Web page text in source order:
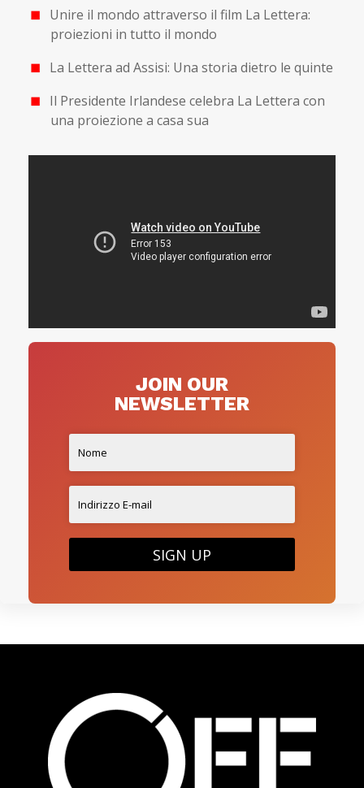
Unire il mondo attraverso il film La Lettera:
proiezioni in tutto il mondo
La Lettera ad Assisi: Una storia dietro le quinte
Il Presidente Irlandese celebra La Lettera con
una proiezione a casa sua
JOIN OUR
NEWSLETTER
SIGN UP